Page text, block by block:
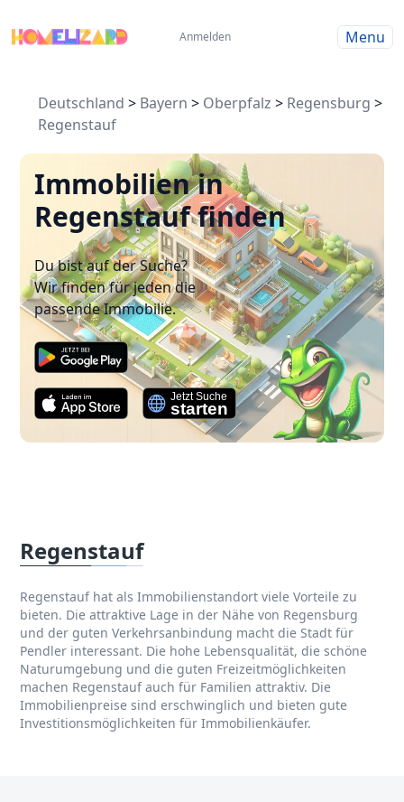
Anmelden Menu
Deutschland > Bayern > Oberpfalz > Regensburg >
Regenstauf
Immobilien in
Regenstauf finden
Du bist auf der Suche?
Wir finden für jeden die
passende Immobilie.
Regenstauf
Regenstauf hat als Immobilienstandort viele Vorteile zu
bieten. Die attraktive Lage in der Nähe von Regensburg
und der guten Verkehrsanbindung macht die Stadt für
Pendler interessant. Die hohe Lebensqualität, die schöne
Naturumgebung und die guten Freizeitmöglichkeiten
machen Regenstauf auch für Familien attraktiv. Die
Immobilienpreise sind erschwinglich und bieten gute
Investitionsmöglichkeiten für Immobilienkäufer.